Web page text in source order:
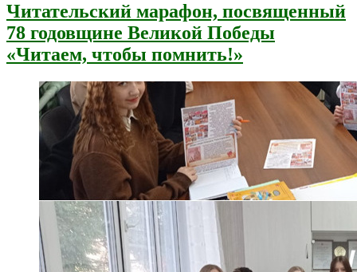
Читательский марафон, посвященный
78 годовщине Великой Победы
«Читаем, чтобы помнить!»